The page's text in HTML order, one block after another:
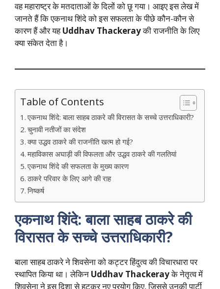
वह महाराष्ट्र के मतदाताओं के दिलों को छू गया। आइए इस लेख में
जानते हैं कि एकनाथ शिंदे को इस सफलता के पीछे कौन-कौन से
कारण हैं और यहUddhav Thackerayकी राजनीति के लिए
क्या संकेत देता है।
Table of Contents
एकनाथ शिंदे: बाला साहब ठाकरे की विरासत के सच्चे उत्तराधिकारी?
चुनावी नतीजों का संदेश
क्या उद्धव ठाकरे की राजनीति खत्म हो गई?
महाविकास अघाड़ी की विफलता और उद्धव ठाकरे की गलतियां
एकनाथ शिंदे की सफलता के मुख्य कारण
ठाकरे परिवार के लिए आगे की राह
निष्कर्ष
एकनाथ शिंदे: बाला साहब ठाकरे की
विरासत के सच्चे उत्तराधिकारी?
बाला साहब ठाकरे ने शिवसेना को कट्टर हिंदुत्व की विचारधारा पर
स्थापित किया था। लेकिन Uddhav Thackerayके नेतृत्व में
शिवसेना ने इस दिशा से हटकर नए प्रयोग किए, जिससे उनकी पार्टी